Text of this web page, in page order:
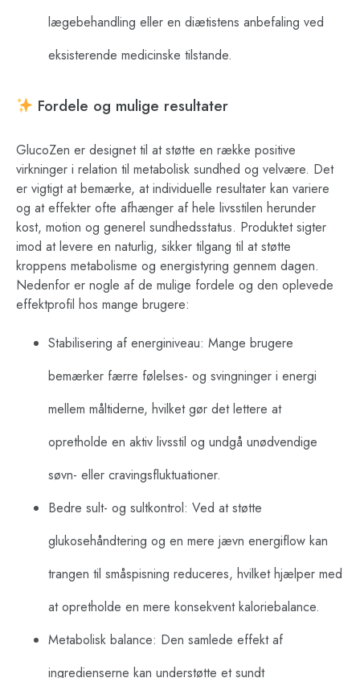
lægebehandling eller en diætistens anbefaling ved
eksisterende medicinske tilstande.
Fordele og mulige resultater
GlucoZen er designet til at støtte en række positive
virkninger i relation til metabolisk sundhed og velvære. Det
er vigtigt at bemærke, at individuelle resultater kan variere
og at effekter ofte afhænger af hele livsstilen herunder
kost, motion og generel sundhedsstatus. Produktet sigter
imod at levere en naturlig, sikker tilgang til at støtte
kroppens metabolisme og energistyring gennem dagen.
Nedenfor er nogle af de mulige fordele og den oplevede
effektprofil hos mange brugere:
Stabilisering af energiniveau: Mange brugere
bemærker færre følelses- og svingninger i energi
mellem måltiderne, hvilket gør det lettere at
opretholde en aktiv livsstil og undgå unødvendige
søvn- eller cravingsfluktuationer.
Bedre sult- og sultkontrol: Ved at støtte
glukosehåndtering og en mere jævn energiflow kan
trangen til småspisning reduceres, hvilket hjælper med
at opretholde en mere konsekvent kaloriebalance.
Metabolisk balance: Den samlede effekt af
ingredienserne kan understøtte et sundt